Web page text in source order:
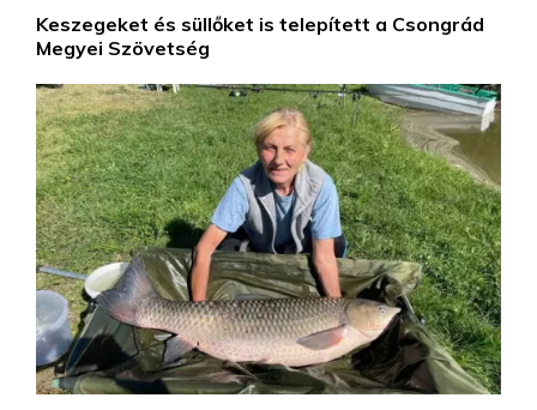
Keszegeket és süllőket is telepített a Csongrád
Megyei Szövetség